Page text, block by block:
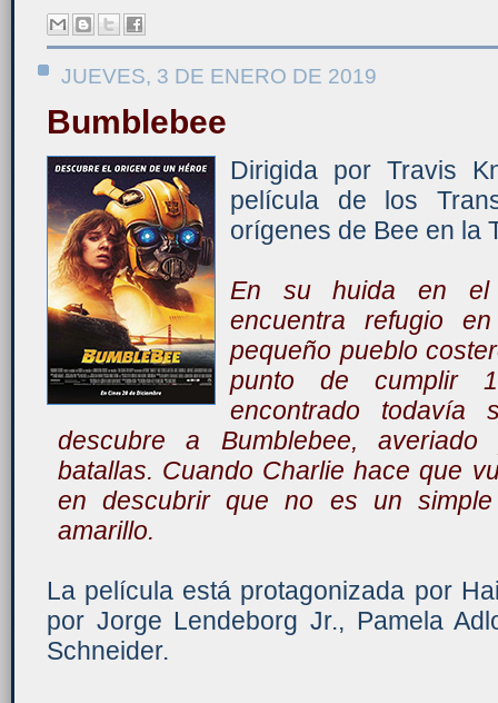
JUEVES, 3 DE ENERO DE 2019
Bumblebee
Dirigida por Travis
película de los
orígenes de Bee en la
En su huida en el
encuentra refugio
pequeño pueblo
punto de cumplir
encontrado
descubre a Bumblebee,
batallas. Cuando Charlie hace que
en descubrir que no es un simple
amarillo.
La película está protagonizada por
por Jorge Lendeborg Jr., Pamela
Schneider.